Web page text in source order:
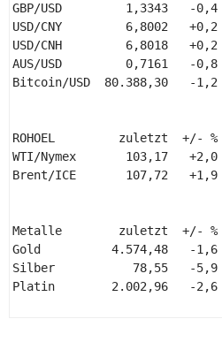
GBP/USD         1,3343   -
USD/CNY         6,8002
USD/CNH         6,8018
AUS/USD         0,7161   -
Bitcoin/USD  80.388,30   -
ROHOEL         zuletzt  +/-
WTI/Nymex       103,17
Brent/ICE       107,72
Metalle        zuletzt  +/- %
Gold          4.574,48   -
Silber           78,55   -
Platin        2.002,96   -